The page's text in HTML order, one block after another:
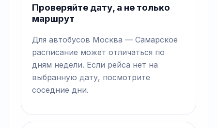
Проверяйте дату, а не только
маршрут
Для автобусов Москва — Самарское
расписание может отличаться по
дням недели. Если рейса нет на
выбранную дату, посмотрите
соседние дни.